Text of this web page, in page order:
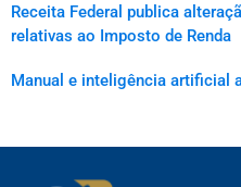
Receita Federal publica
relativas ao Imposto de Renda
Manual e inteligência artificial